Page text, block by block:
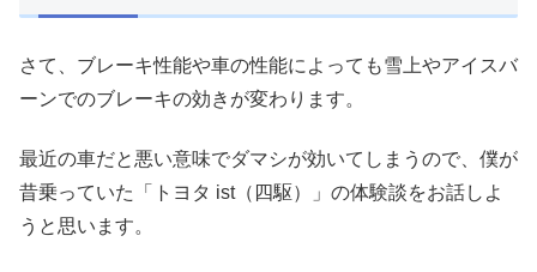
さて、ブレーキ性能や車の性能によっても雪上やアイスバ
ーンでのブレーキの効きが変わります。
最近の車だと悪い意味でダマシが効いてしまうので、僕が
昔乗っていた「トヨタ ist（四駆）」の体験談をお話しよ
うと思います。